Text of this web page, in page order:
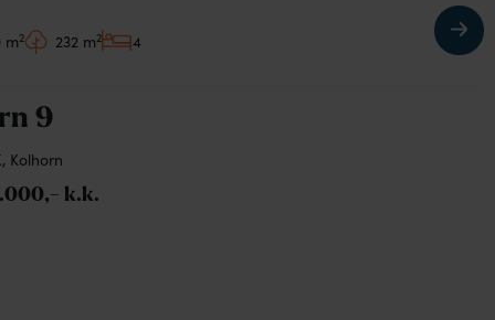
m2 232 m2 4
9
Kolhorn
k.k.